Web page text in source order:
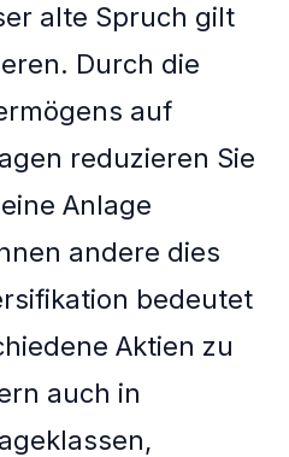
alte Spruch gilt
Durch die
auf
reduzieren Sie
Anlage
andere dies
bedeutet
Aktien zu
auch in